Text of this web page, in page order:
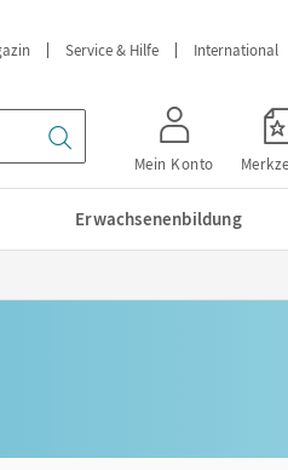
Service & Hilfe International
Mein Konto
Erwachsenenbildung